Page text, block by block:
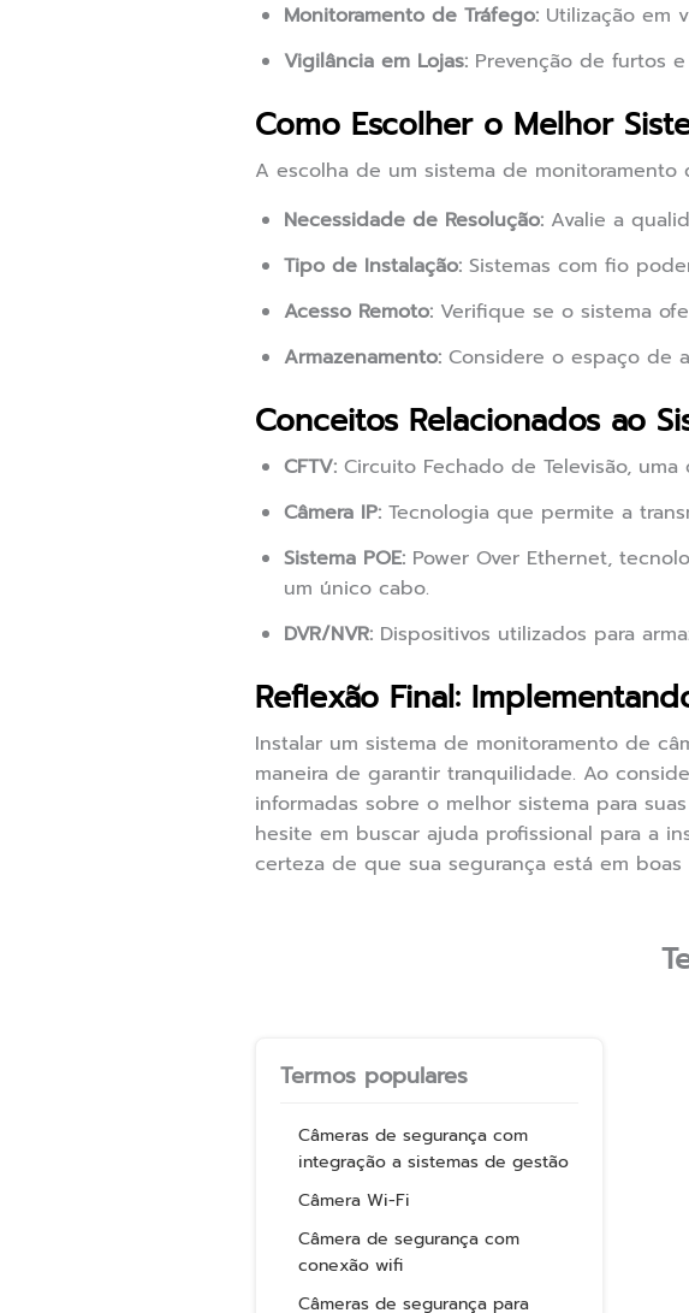
Monitoramento de Tráfego: Utilização em
Vigilância em Lojas: Prevenção de furtos
Como Escolher o Melhor
A escolha de um sistema de monitoramento
Necessidade de Resolução: Avalie a
Tipo de Instalação: Sistemas com fio
Acesso Remoto: Verifique se o sistema
Armazenamento: Considere o espaço de
Conceitos Relacionados ao
CFTV: Circuito Fechado de Televisão,
Câmera IP: Tecnologia que permite a
Sistema POE: Power Over Ethernet,
um único cabo.
DVR/NVR: Dispositivos utilizados para
Reflexão Final:
Instalar um sistema de monitoramento de
maneira de garantir tranquilidade. Ao
informadas sobre o melhor sistema para
hesite em buscar ajuda profissional para a
certeza de que sua segurança está em boas
Termos populares
Câmeras de segurança com
integração a sistemas de gestão
Câmera Wi-Fi
Câmera de segurança com
conexão wifi
Câmeras de segurança para